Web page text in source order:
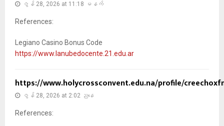
ဇွန် 28, 2026 at 11:18 မနက်
References:
Legiano Casino Bonus Code
https://www.lanubedocente.21.edu.ar
https://www.holycrossconvent.edu.na/profile/
ဇွန် 28, 2026 at 2:02 ညနေ
References: